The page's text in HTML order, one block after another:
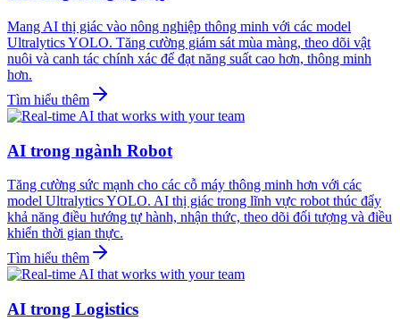
Mang AI thị giác vào nông nghiệp thông minh với các model
Ultralytics YOLO. Tăng cường giám sát mùa màng, theo dõi vật
nuôi và canh tác chính xác để đạt năng suất cao hơn, thông minh
hơn.
Tìm hiểu thêm
AI trong ngành Robot
Tăng cường sức mạnh cho các cỗ máy thông minh hơn với các
model Ultralytics YOLO. AI thị giác trong lĩnh vực robot thúc đẩy
khả năng điều hướng tự hành, nhận thức, theo dõi đối tượng và điều
khiển thời gian thực.
Tìm hiểu thêm
AI trong Logistics